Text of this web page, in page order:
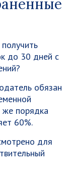
до 30 дней с
обязан
же порядка
60%.
для